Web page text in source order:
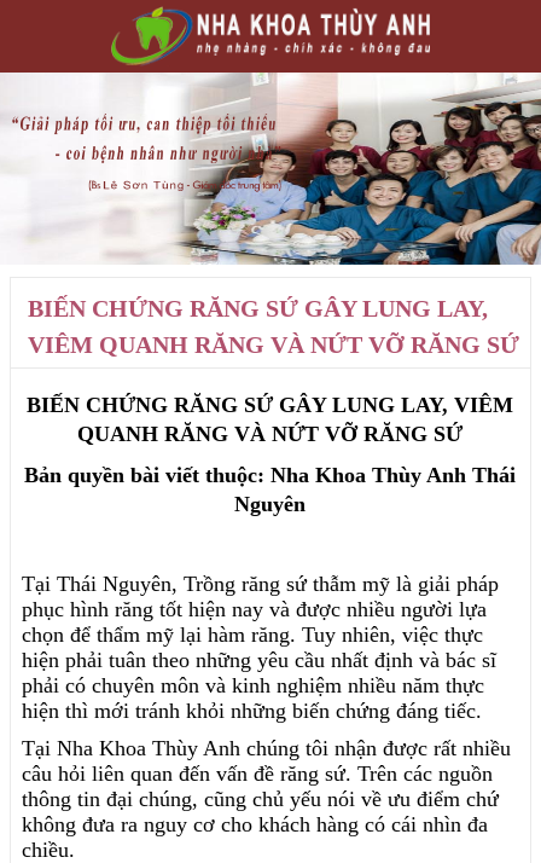
BIẾN CHỨNG RĂNG SỨ GÂY LUNG LAY,
VIÊM QUANH RĂNG VÀ NỨT VỠ RĂNG SỨ
BIẾN CHỨNG RĂNG SỨ GÂY LUNG LAY, VIÊM
QUANH RĂNG VÀ NỨT VỠ RĂNG SỨ
Bản quyền bài viết thuộc: Nha Khoa Thùy Anh Thái
Nguyên
Tại Thái Nguyên, Trồng răng sứ thẫm mỹ là giải pháp
phục hình răng tốt hiện nay và được nhiều người lựa
chọn để thẩm mỹ lại hàm răng. Tuy nhiên, việc thực
hiện phải tuân theo những yêu cầu nhất định và bác sĩ
phải có chuyên môn và kinh nghiệm nhiều năm thực
hiện thì mới tránh khỏi những biến chứng đáng tiếc.
Tại Nha Khoa Thùy Anh chúng tôi nhận được rất nhiều
câu hỏi liên quan đến vấn đề răng sứ. Trên các nguồn
thông tin đại chúng, cũng chủ yếu nói về ưu điểm chứ
không đưa ra nguy cơ cho khách hàng có cái nhìn đa
chiều.